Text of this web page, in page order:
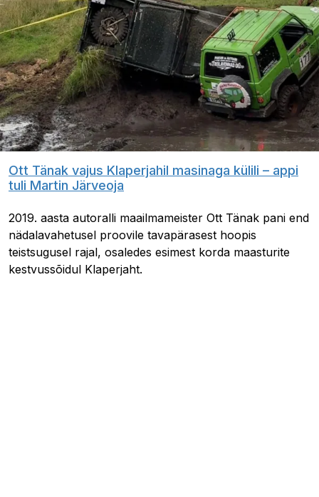
Ott Tänak vajus Klaperjahil masinaga külili – appi
tuli Martin Järveoja
2019. aasta autoralli maailmameister Ott Tänak pani end
nädalavahetusel proovile tavapärasest hoopis
teistsugusel rajal, osaledes esimest korda maasturite
kestvussõidul Klaperjaht.